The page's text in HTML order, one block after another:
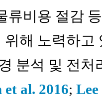
류비용 절감
해 노력하
분석 및 전
et al. 2016; Lee